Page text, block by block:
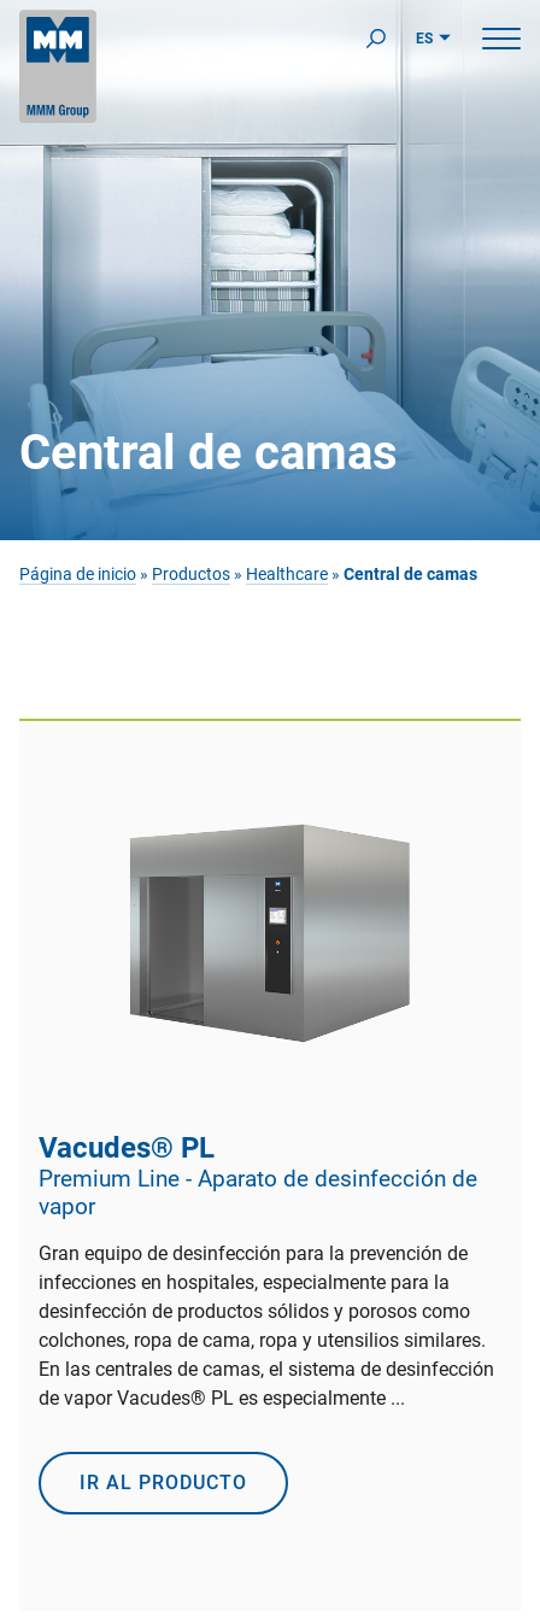
ES
Central de camas
Página de inicio » Productos » Healthcare » Central de camas
Vacudes® PL
Premium Line - Aparato de desinfección de
vapor
Gran equipo de desinfección para la prevención de
infecciones en hospitales, especialmente para la
desinfección de productos sólidos y porosos como
colchones, ropa de cama, ropa y utensilios similares.
En las centrales de camas, el sistema de desinfección
de vapor Vacudes® PL es especialmente ...
IR AL PRODUCTO